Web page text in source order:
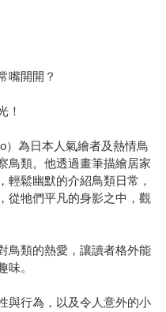
嘴開開？
！
）為日本人氣繪者及熱情鳥
鳥類。他透過畫筆描繪居家
輕鬆幽默的介紹鳥類日常，
從牠們平凡的身影之中，觀
鳥類的熱愛，讓讀者格外能
味。
與行為，以及令人意外的小